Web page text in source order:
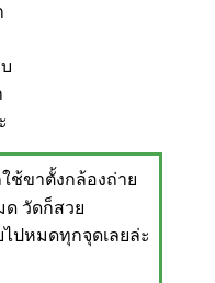
ช้ขาตั้งกล้องถ่าย
ด วัดก็สวย
ปหมดทุกจุดเลยล่ะ